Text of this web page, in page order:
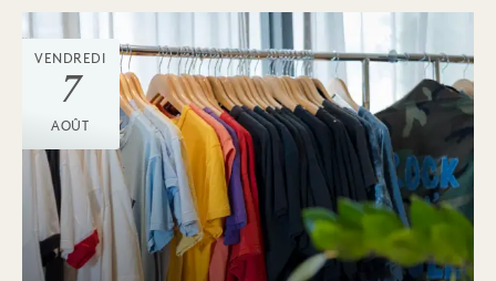
VENDREDI
7
AOÛT